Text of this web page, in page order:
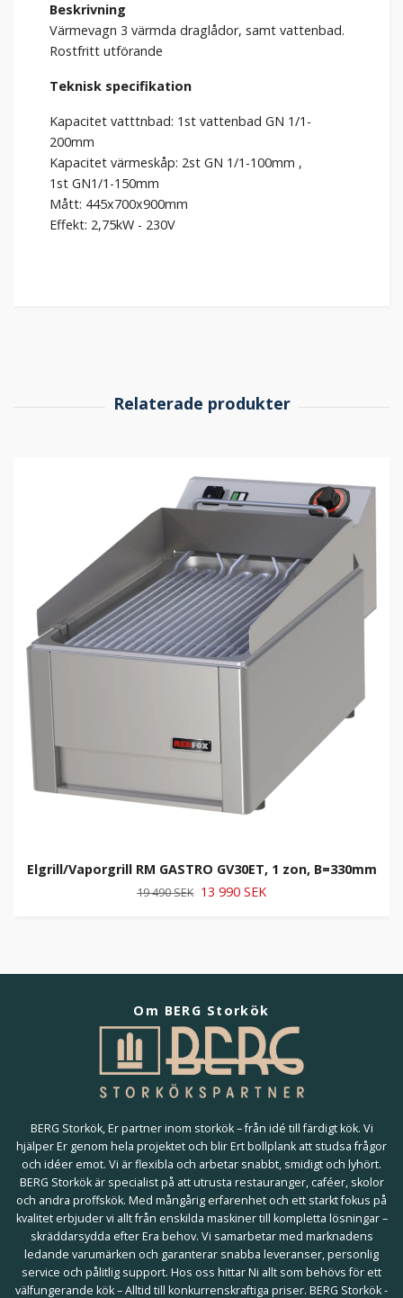
Beskrivning
Värmevagn 3 värmda draglådor, samt vattenbad.
Rostfritt utförande
Teknisk specifikation
Kapacitet vatttnbad: 1st vattenbad GN 1/1-
200mm
Kapacitet värmeskåp: 2st GN 1/1-100mm ,
1st GN1/1-150mm
Mått: 445x700x900mm
Effekt: 2,75kW - 230V
Elgrill/Vaporgrill RM GASTRO GV30ET, 1 zon, B=330mm
19 490 SEK 13 990 SEK
Om BERG Storkök
BERG Storkök, Er partner inom storkök – från idé till färdigt kök. Vi
hjälper Er genom hela projektet och blir Ert bollplank att studsa frågor
och idéer emot. Vi är flexibla och arbetar snabbt, smidigt och lyhört.
BERG Storkök är specialist på att utrusta restauranger, caféer, skolor
och andra proffskök. Med mångårig erfarenhet och ett starkt fokus på
kvalitet erbjuder vi allt från enskilda maskiner till kompletta lösningar –
skräddarsydda efter Era behov. Vi samarbetar med marknadens
ledande varumärken och garanterar snabba leveranser, personlig
service och pålitlig support. Hos oss hittar Ni allt som behövs för ett
välfungerande kök – Alltid till konkurrenskraftiga priser. BERG Storkök -